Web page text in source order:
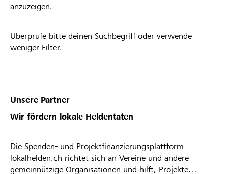
anzuzeigen.
Überprüfe bitte deinen Suchbegriff oder verwende
weniger Filter.
Unsere Partner
Wir fördern lokale Heldentaten
Die Spenden- und Projektfinanzierungsplattform
lokalhelden.ch richtet sich an Vereine und andere
gemeinnützige Organisationen und hilft, Projekte